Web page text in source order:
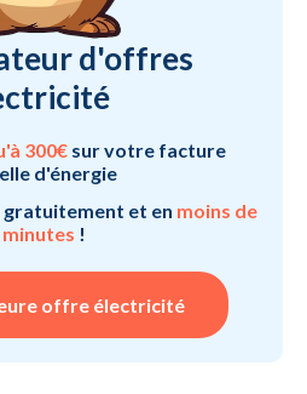
d'offres
300€ sur votre facture
d'énergie
et en moins de
minutes !
offre électricité